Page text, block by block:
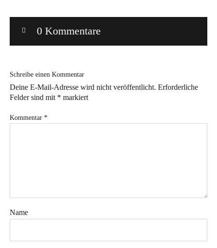
Tipps zur Schnittanpassung
Wir sagen Danke und Good
Kontakt
0 Kommentare
Schreibe einen Kommentar
Deine E-Mail-Adresse wird nicht veröffentlicht. Erforderliche
Felder sind mit * markiert
Kommentar *
Name